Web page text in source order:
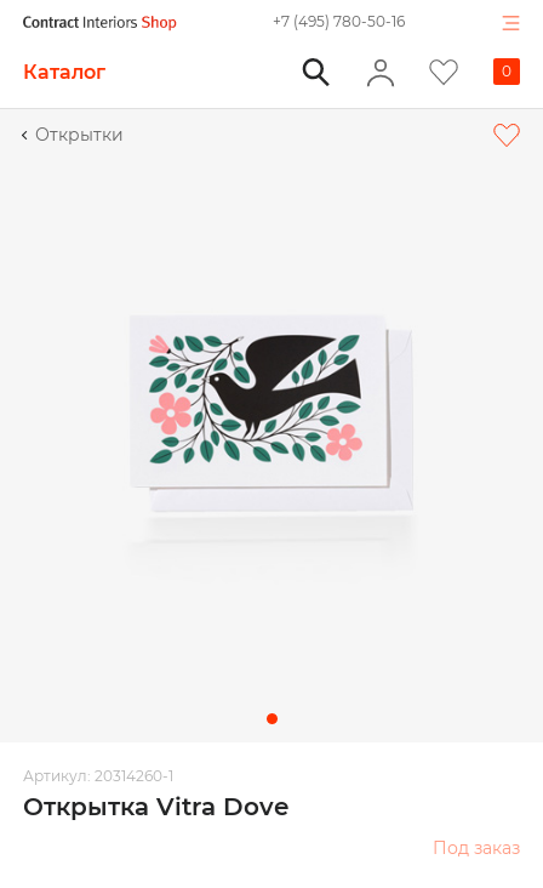
+7 (495) 780-50-16
0
Каталог
Открытки
Артикул: 20314260-1
Открытка Vitra Dove
Под заказ